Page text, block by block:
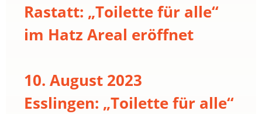
Rastatt: „Toilette für alle“
im Hatz Areal eröffnet
10. August 2023
Esslingen: „Toilette für alle“